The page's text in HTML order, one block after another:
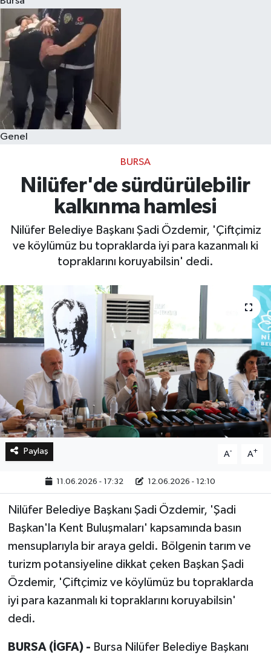
Genel
BURSA
Nilüfer'de sürdürülebilir
kalkınma hamlesi
Nilüfer Belediye Başkanı Şadi Özdemir, 'Çiftçimiz
ve köylümüz bu topraklarda iyi para kazanmalı ki
topraklarını koruyabilsin' dedi.
Paylaş A- A+
11.06.2026 - 17:32 12.06.2026 - 12:10
Nilüfer Belediye Başkanı Şadi Özdemir, 'Şadi
Başkan'la Kent Buluşmaları' kapsamında basın
mensuplarıyla bir araya geldi. Bölgenin tarım ve
turizm potansiyeline dikkat çeken Başkan Şadi
Özdemir, 'Çiftçimiz ve köylümüz bu topraklarda
iyi para kazanmalı ki topraklarını koruyabilsin'
dedi.
BURSA (İGFA) - Bursa Nilüfer Belediye Başkanı
Eğitim
Sağlık
Magazin
Kültür & Sanat
Teknoloji
Bilim
Genel
Bilim, Teknoloji